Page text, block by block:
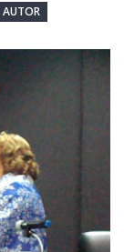
AUTOR